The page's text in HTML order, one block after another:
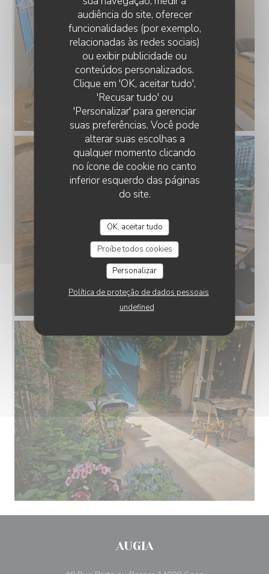
audiência do site, oferecer
funcionalidades (por exemplo,
relacionadas às redes sociais)
ou exibir publicidade ou
conteúdos personalizados.
Clique em 'OK, aceitar tudo',
'Recusar tudo' ou
'Personalizar' para gerenciar
suas preferências. Você pode
alterar suas escolhas a
qualquer momento clicando
no ícone de cookie no canto
inferior esquerdo das páginas
do site.
OK, aceitar tudo
Proíbe todos cookies
Personalizar
Política de proteção de dados pessoais
undefined
AUGIA